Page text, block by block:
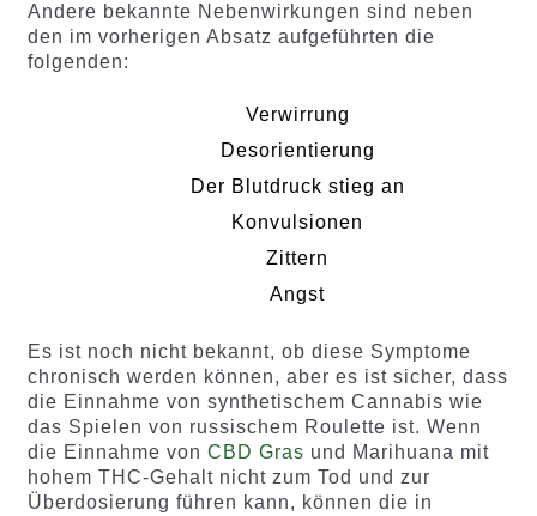
Andere bekannte Nebenwirkungen sind neben
den im vorherigen Absatz aufgeführten die
folgenden:
Verwirrung
Desorientierung
Der Blutdruck stieg an
Konvulsionen
Zittern
Angst
Es ist noch nicht bekannt, ob diese Symptome
chronisch werden können, aber es ist sicher, dass
die Einnahme von synthetischem Cannabis wie
das Spielen von russischem Roulette ist. Wenn
die Einnahme von CBD Gras und Marihuana mit
hohem THC-Gehalt nicht zum Tod und zur
Überdosierung führen kann, können die in